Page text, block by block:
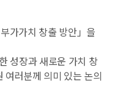
가가치 창출 방안」을
성장과 새로운 가치 창
여러분께 의미 있는 논의